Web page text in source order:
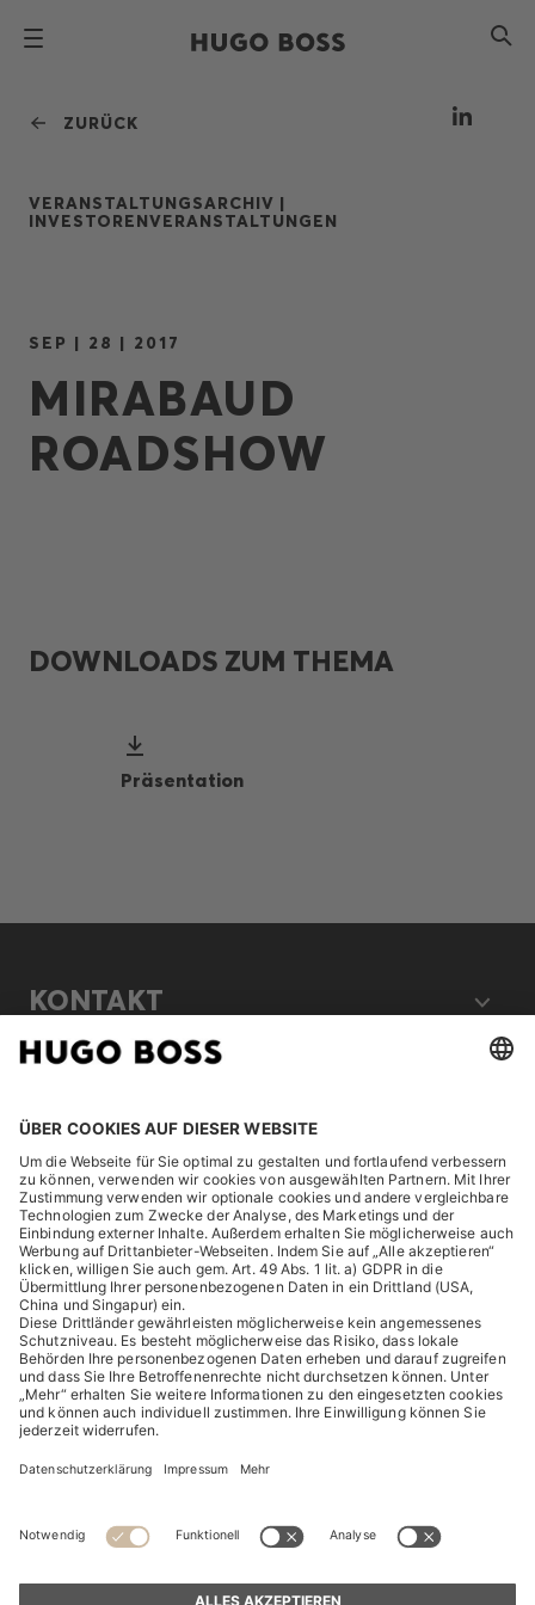
ZURÜCK
VERANSTALTUNGSARCHIV |
INVESTORENVERANSTALTUNGEN
SEP | 28 | 2017
MIRABAUD
ROADSHOW
DOWNLOADS ZUM THEMA
Präsentation
KONTAKT
ENTDECKEN
HUGO BOSS Corporate